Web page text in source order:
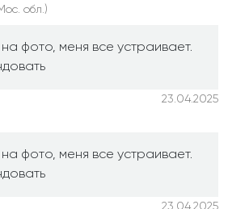
обл.)
фото, меня все устраивает.
23.04.2025
фото, меня все устраивает.
23.04.2025